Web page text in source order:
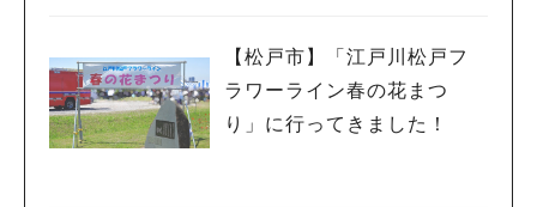
【松戸市】「江戸川松戸フ
ラワーライン春の花まつ
り」に行ってきました！